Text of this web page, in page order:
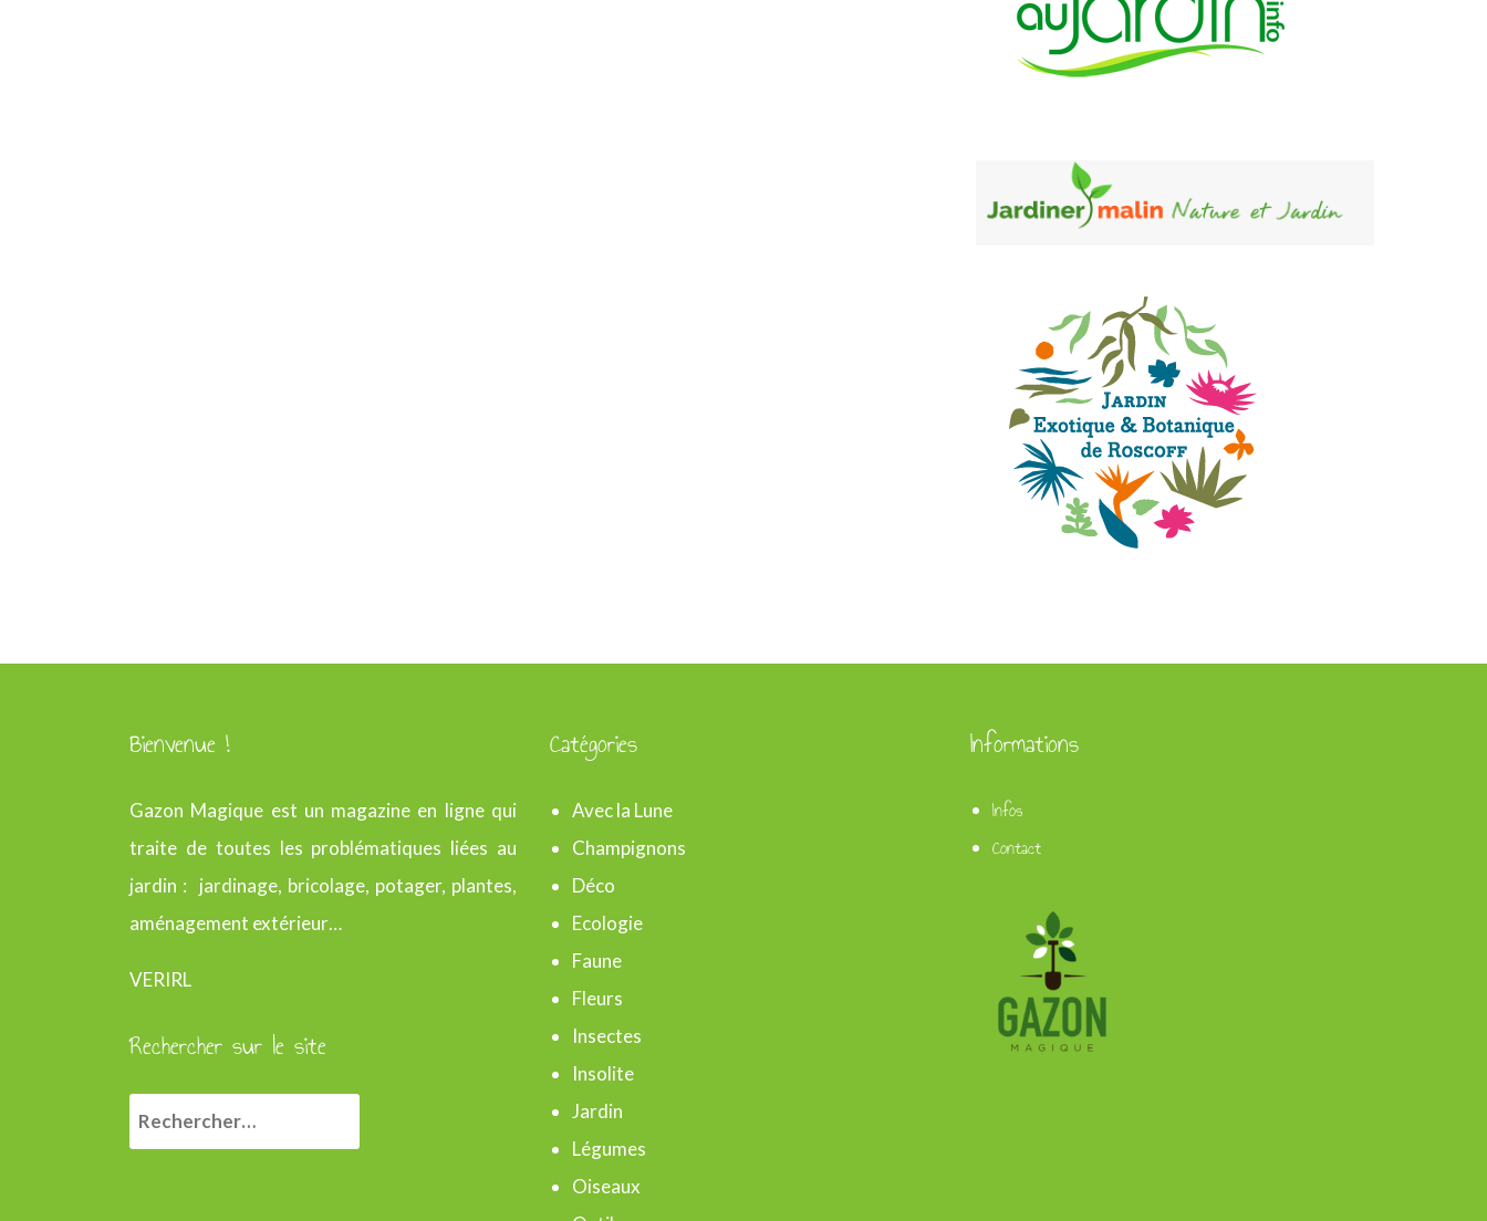
Bienvenue !
Gazon Magique est un magazine en ligne qui
traite de toutes les problématiques liées au
jardin : jardinage, bricolage, potager, plantes,
aménagement extérieur…
VERIRL
Rechercher sur le site
R
e
Catégories
Avec la Lune
Champignons
Déco
Ecologie
Faune
Fleurs
Insectes
Insolite
Jardin
Légumes
Oiseaux
Informations
Infos
Contact